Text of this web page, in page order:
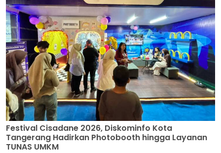
Festival Cisadane 2026, Diskominfo Kota
Tangerang Hadirkan Photobooth hingga Layanan
TUNAS UMKM